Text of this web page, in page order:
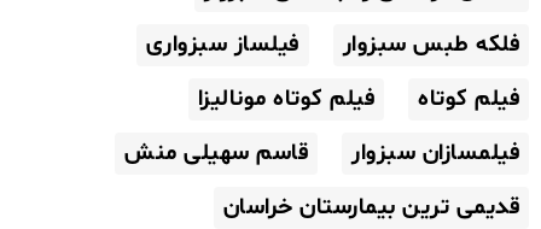
فلکه طبس سبزوار
فیلساز سبزواری
فیلم کوتاه
فیلم کوتاه مونالیزا
فیلمسازان سبزوار
قاسم سهیلی منش
قدیمی ترین بیمارستان خراسان